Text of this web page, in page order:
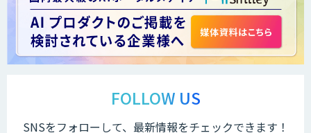
AI開発・伴走支援・内製化支援
ング研修
FOLLOW US
SNSをフォローして、最新情報をチェックできます！